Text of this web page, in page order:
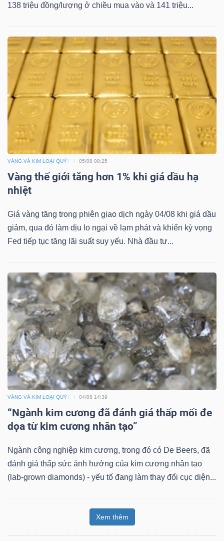
138 triệu đồng/lượng ở chiều mua vào và 141 triệu...
VÀNG VÀ KIM LOẠI QUÝ 05/08 08:25
Vàng thế giới tăng hơn 1% khi giá dầu hạ
nhiệt
Giá vàng tăng trong phiên giao dịch ngày 04/08 khi giá dầu
giảm, qua đó làm dịu lo ngại về lạm phát và khiến kỳ vọng
Fed tiếp tục tăng lãi suất suy yếu. Nhà đầu tư...
VÀNG VÀ KIM LOẠI QUÝ 04/08 14:39
“Ngành kim cương đã đánh giá thấp mối đe
dọa từ kim cương nhân tạo”
Ngành công nghiệp kim cương, trong đó có De Beers, đã
đánh giá thấp sức ảnh hưởng của kim cương nhân tạo
(lab-grown diamonds) - yếu tố đang làm thay đổi cục diện...
Xem thêm